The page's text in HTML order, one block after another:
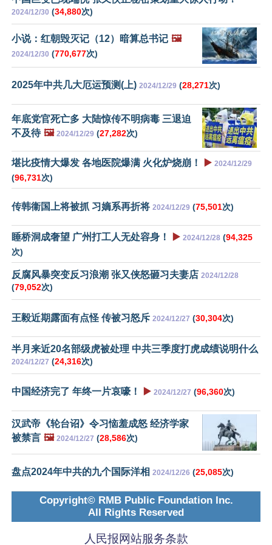
2024/12/30 (34,880次)
小说：红朝毁灭记（12）暗算总书记 🖼️
2024/12/30 (770,677次)
2025年中共几大厄运预测(上) 2024/12/29 (28,271次)
年底党官死亡多 大陆惊传不明病毒 三退迫
不及待 🖼️ 2024/12/29 (27,282次)
堪比疫情大爆发 各地医院爆满 火化炉烧崩！ ▶️ 2024/12/29
(96,731次)
传韩衞国上将被抓 习嫡系再折将 2024/12/29 (75,501次)
睡桥洞成奢望 广州打工人无处容身！ ▶️ 2024/12/28 (94,325
次)
反腐风暴突变反习浪潮 张又侠怒砸习夫妻店 2024/12/28
(79,052次)
王毅近期露面有点怪 传被习怒斥 2024/12/27 (30,304次)
半月来近20名部级虎被处理 中共三季度打虎成绩说明什么
2024/12/27 (24,316次)
中国经济完了 年终一片哀嚎！ ▶️ 2024/12/27 (96,360次)
汉武帝《轮台诏》令习恼羞成怒 经济学家
被禁言 🖼️ 2024/12/27 (28,586次)
盘点2024年中共的九个国际洋相 2024/12/26 (25,085次)
Copyright© RMB Public Foundation Inc.
All Rights Reserved
人民报网站服务条款